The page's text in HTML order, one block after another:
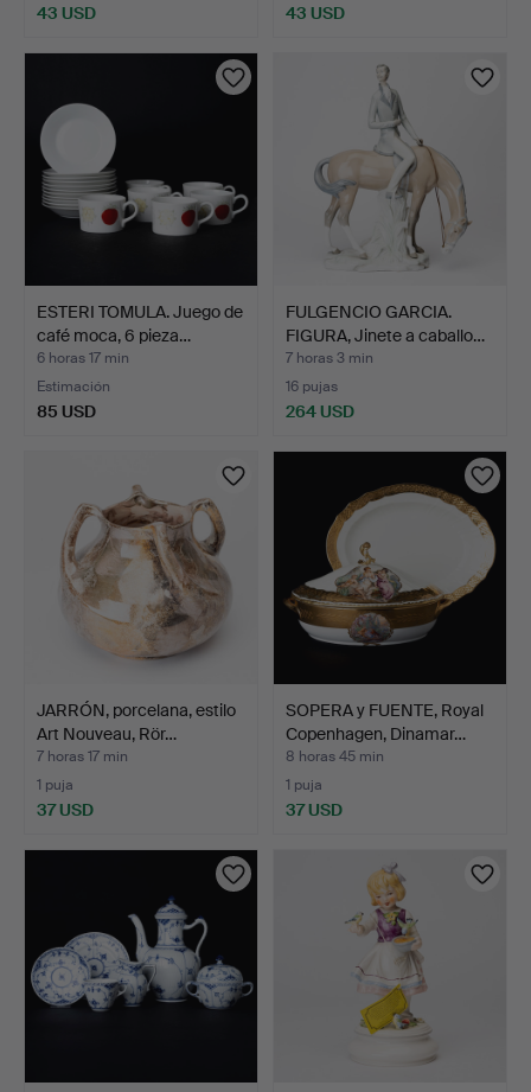
43 USD 43 USD
ESTERI TOMULA. Juego de
café moca, 6 pieza…
6 horas 17 min
Estimación
85 USD
FULGENCIO GARCIA.
FIGURA, Jinete a caballo…
7 horas 3 min
16 pujas
264 USD
JARRÓN, porcelana, estilo
Art Nouveau, Rör…
7 horas 17 min
1 puja
37 USD
SOPERA y FUENTE, Royal
Copenhagen, Dinamar…
8 horas 45 min
1 puja
37 USD